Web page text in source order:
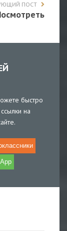
ПОСТ
быстро
на